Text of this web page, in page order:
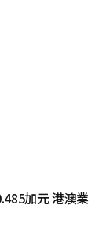
加元 港澳業